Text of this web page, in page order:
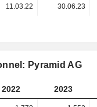
11.03.22 30.06.23
Pyramid AG
2022 2023